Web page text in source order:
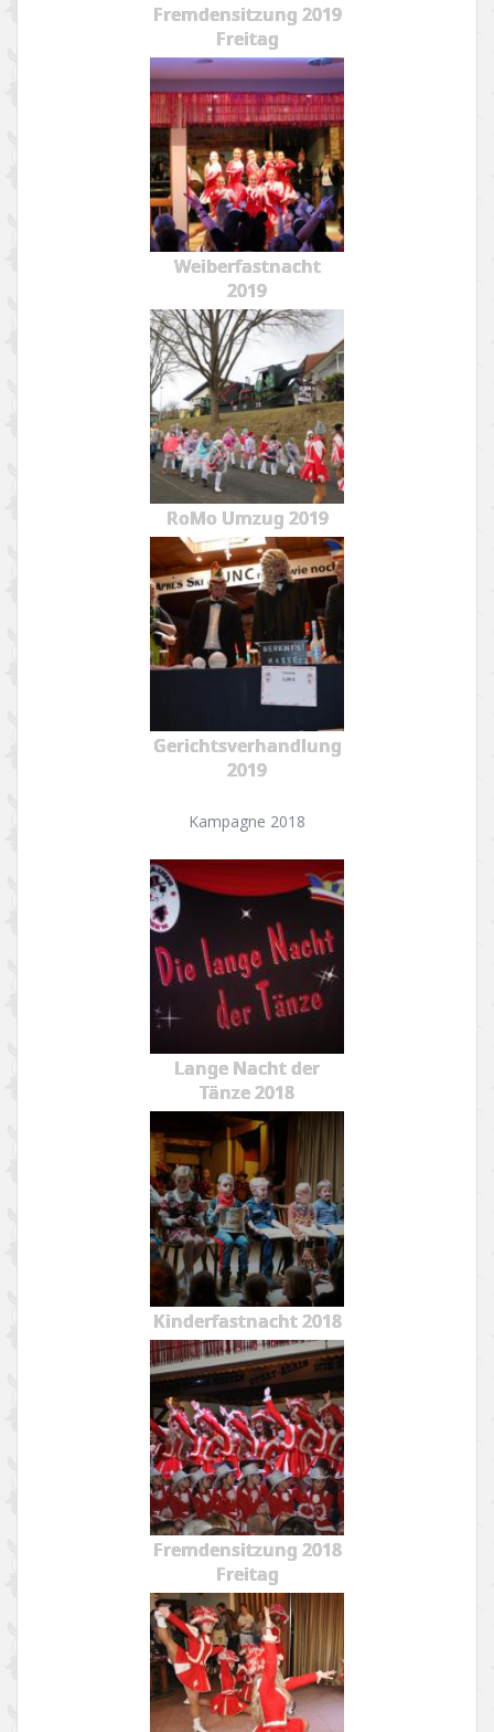
Fremdensitzung 2019
Freitag
Weiberfastnacht
2019
RoMo Umzug 2019
Gerichtsverhandlung
2019
Kampagne 2018
Lange Nacht der
Tänze 2018
Kinderfastnacht 2018
Fremdensitzung 2018
Freitag